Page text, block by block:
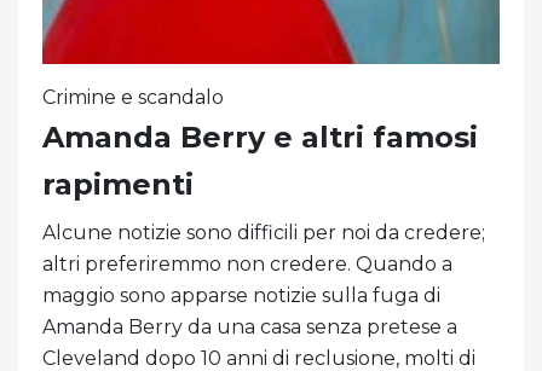
Crimine e scandalo
Amanda Berry e altri famosi
rapimenti
Alcune notizie sono difficili per noi da credere;
altri preferiremmo non credere. Quando a
maggio sono apparse notizie sulla fuga di
Amanda Berry da una casa senza pretese a
Cleveland dopo 10 anni di reclusione, molti di